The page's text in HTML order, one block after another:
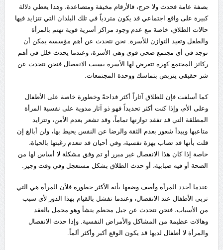
بصفة عامة فحدث ولا حرج، فالأرقام مخيفة ومتصاعدة، وهذا يعطي دلالة
كبيرة على واقع اجتماعي قد يكون متردياً في تلك البلدان التي تتزايد فيها
حالات الطلاق، خاصة مع عدم وجود مراكز أسرية قوية تهتم بالمرأة
والطفل وتعيد التوازن للأسرة. نحن نتحدث عن أهم مؤسسة يمكن أن
توجد في أي مجتمع صحي قوي وهي الأسرة، وعندما يحدث خلل في أهم
ركائز المجتمع كهزة تتعرض لها الأسرة بسبب الانفصال فنحن نتحدث عن
شر حقيقي يتربص بتماسك ووحدة المجتمعات.
كما أسلفت فإن للطلاق آثاراً أكثر فداحةً وخطورة خاصة على الأطفال
وعلى الأم، وإذا كنت أكثر تحديداً فهو ذو آثار مدوية على نفسية المرأة
المطلقة التي قد تفقد توازنها تماماً، وقد تشعر بعدم الأمن، وتتزايد
متاعبها ويبدأ شعور بعدم الثقة والرضا عن النفس يحيط بها، ولن أبالغ إن
قلت بأنها قد تصاب بهزة نفسية، وفي أحيان قد تنعدم رغبتها بالحياة،
خاصة إذا كان هذا الانفصال غير مبرر أو تم وفق مشكلة لا أساس لها من
الصحة أو فيه ضبابية، أو حدث الطلاق بشكل مستعجل وفي وقت وجيز.
عندما أحدد المرأة وأصف وضعها بأنه الأكثر خطورة فلأن المرأة هي التي
تربي الأطفال عند الانفصال، وعندما تفشل بالقيام بهذا الدور لأي سبب
من الأسباب، فنحن نتحدث عن جيل محطم ينشأ وهو محمل بالعقد
وهالات عظيمة من المشاكل والأمراض النفسية. وإذا حدث الانفصال
والمرأة لا أطفال لديها قد يكون الوقع أكبر وأكثر ألماً.